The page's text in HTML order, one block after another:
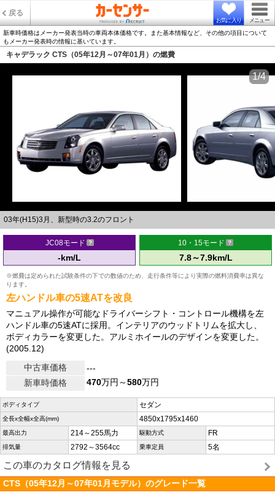
戻る
お気に入り メニュー
新車時価格はメーカー発表当時の車両本体価格です。また基本情報など、その他の項目について
もメーカー発表時の情報に基いています。
キャデラック CTS（05年12月～07年01月）の燃費
03年(H15)3月、新型時の3.2のフロント
1/4
JC08モード
-km/L
10・15モード
7.8～7.9km/L
※燃費は定められた試験条件の下での数値のため、走行条件等により実際の燃料消費率は異な
ります。
左ハンドル車の5速ATを改良
マニュアル操作が可能なドライバーシフト・コントロール機構を左
ハンドル車の5速ATに採用。インテリアのウッドトリムを拡大し、
ボディカラーを変更した。アルミホイールのデザインを変更した。
(2005.12)
中古車価格
---
新車時価格
470万円～580万円
ボディタイプ セダン
全長x全幅x全高(mm) 4850x1795x1460
最高出力 214～255馬力 駆動方式 FR
排気量 2792～3564cc 乗車定員 5名
この車のカタログ情報を見る
CTS（05年12月～07年01月モデル）のグレード一覧